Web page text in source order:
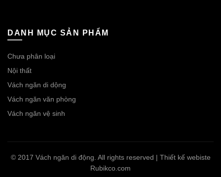
DANH MỤC SẢN PHẨM
Chưa phân loại
Nội thất
Vách ngăn di dộng
Vách ngăn văn phòng
Vách ngăn vệ sinh
© 2017 Vách ngăn di động. All rights reserved | Thiết kế webiste
Rubikco.com